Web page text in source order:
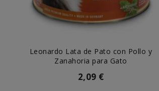
Leonardo Lata de Pato con Pollo y
Zanahoria para Gato
2,09 €